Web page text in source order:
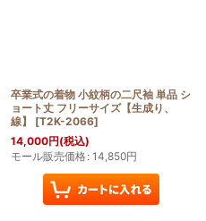
卒業式の着物 小紋柄の二尺袖 単品 シ
ョート丈 フリーサイズ【生成り、
線】
[T2K-2066]
14,000円(税込)
モール販売価格: 14,850円